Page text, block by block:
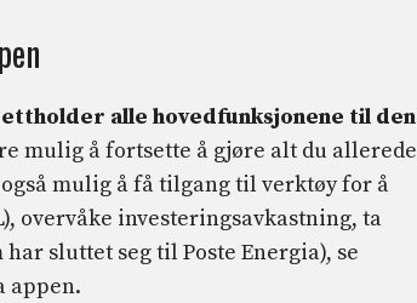
alle hovedfunksjonene til den
mulig å fortsette å gjøre alt du allerede
mulig å få tilgang til verktøy for å
overvåke investeringsavkastning, ta
sluttet seg til Poste Energia), se
appen.